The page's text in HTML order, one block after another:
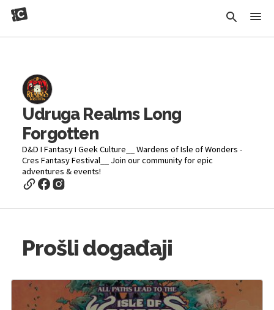
Udruga Realms Long
Forgotten
D&D I Fantasy I Geek Culture__ Wardens of Isle of Wonders -
Cres Fantasy Festival__ Join our community for epic
adventures & events!
Prošli događaji